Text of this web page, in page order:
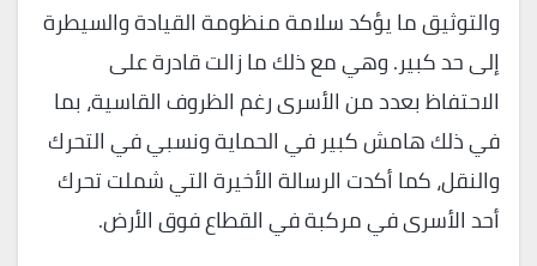
والتوثيق ما يؤكد سلامة منظومة القيادة والسيطرة
إلى حد كبير. وهي مع ذلك ما زالت قادرة على
الاحتفاظ بعدد من الأسرى رغم الظروف القاسية، بما
في ذلك هامش كبير في الحماية ونسبي في التحرك
والنقل، كما أكدت الرسالة الأخيرة التي شملت تحرك
أحد الأسرى في مركبة في القطاع فوق الأرض.